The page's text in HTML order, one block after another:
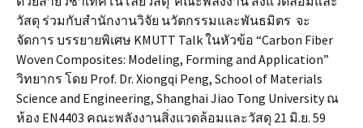
วัสดุ ร่วมกับสำนักงานวิจัย นวัตกรรมและพันธมิตร จะ
จัดการ บรรยายพิเศษ KMUTT Talk ในหัวข้อ “Carbon Fiber
Woven Composites: Modeling, Forming and Application”
วิทยากร โดย Prof. Dr. Xiongqi Peng, School of Materials
Science and Engineering, Shanghai Jiao Tong University ณ
ห้อง EN4403 คณะพลังงานสิ่งแวดล้อมและวัสดุ 21 มิ.ย. 59